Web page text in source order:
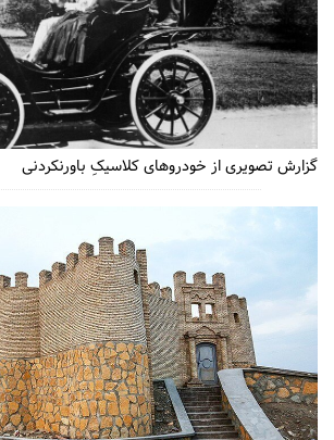
گزارش تصویری از خودروهای کلاسیکِ باورنکردنی